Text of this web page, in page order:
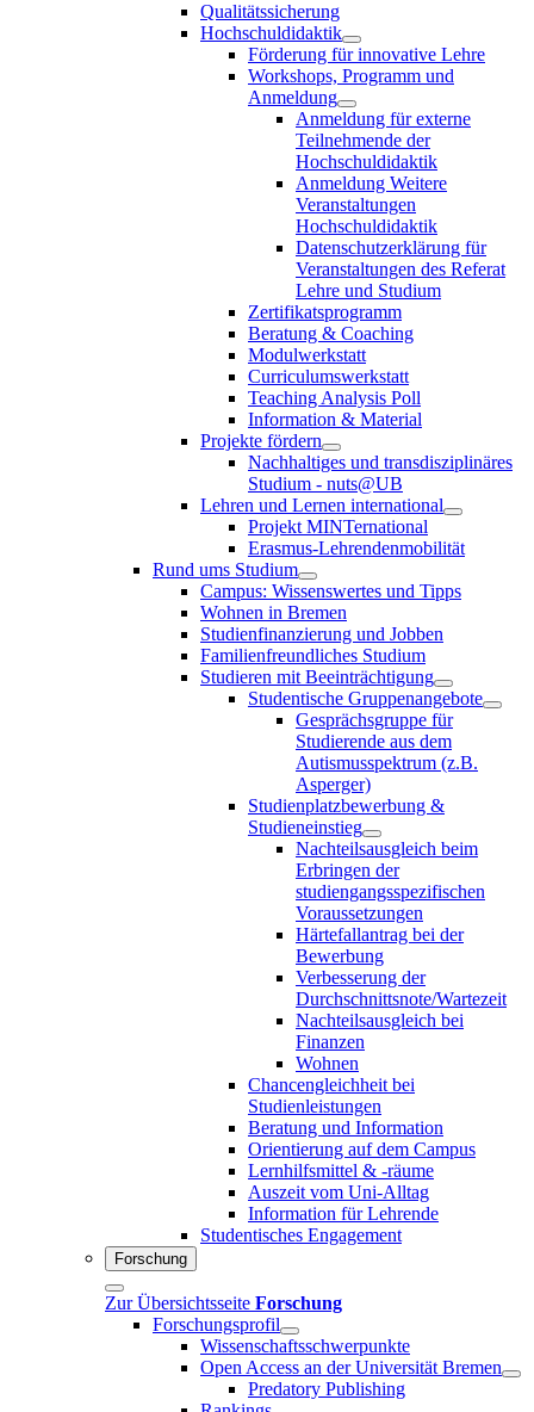
Qualitätssicherung
Hochschuldidaktik
Förderung für innovative Lehre
Workshops, Programm und
Anmeldung
Anmeldung für externe
Teilnehmende der
Hochschuldidaktik
Anmeldung Weitere
Veranstaltungen
Hochschuldidaktik
Datenschutzerklärung für
Veranstaltungen des Referat
Lehre und Studium
Zertifikatsprogramm
Beratung & Coaching
Modulwerkstatt
Curriculumswerkstatt
Teaching Analysis Poll
Information & Material
Projekte fördern
Nachhaltiges und transdisziplinäres
Studium - nuts@UB
Lehren und Lernen international
Projekt MINTernational
Erasmus-Lehrendenmobilität
Rund ums Studium
Campus: Wissenswertes und Tipps
Wohnen in Bremen
Studienfinanzierung und Jobben
Familienfreundliches Studium
Studieren mit Beeinträchtigung
Studentische Gruppenangebote
Gesprächsgruppe für
Studierende aus dem
Autismusspektrum (z.B.
Asperger)
Studienplatzbewerbung &
Studieneinstieg
Nachteilsausgleich beim
Erbringen der
studiengangsspezifischen
Voraussetzungen
Härtefallantrag bei der
Bewerbung
Verbesserung der
Durchschnittsnote/Wartezeit
Nachteilsausgleich bei
Finanzen
Wohnen
Chancengleichheit bei
Studienleistungen
Beratung und Information
Orientierung auf dem Campus
Lernhilfsmittel & -räume
Auszeit vom Uni-Alltag
Information für Lehrende
Studentisches Engagement
Forschung
Zur Übersichtsseite Forschung
Forschungsprofil
Wissenschaftsschwerpunkte
Open Access an der Universität Bremen
Predatory Publishing